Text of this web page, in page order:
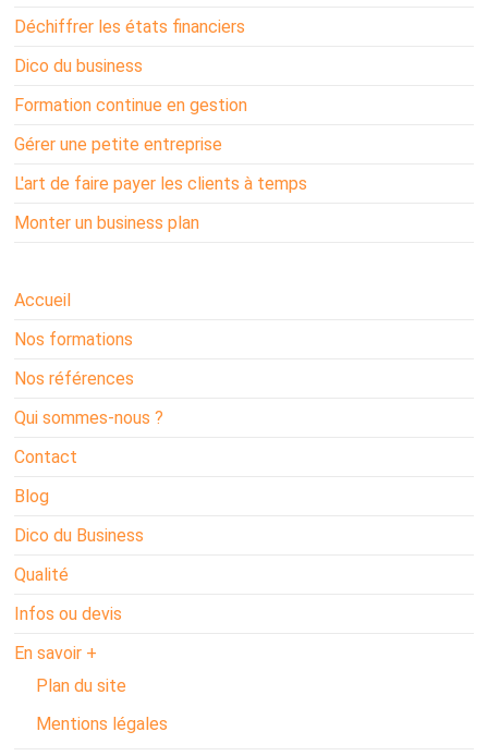
Déchiffrer les états financiers
Dico du business
Formation continue en gestion
Gérer une petite entreprise
L'art de faire payer les clients à temps
Monter un business plan
Accueil
Nos formations
Nos références
Qui sommes-nous ?
Contact
Blog
Dico du Business
Qualité
Infos ou devis
En savoir +
Plan du site
Mentions légales